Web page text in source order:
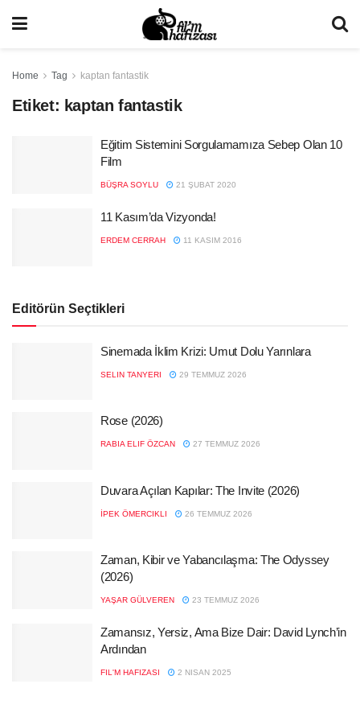
Home Tag kaptan fantastik
Etiket: kaptan fantastik
Eğitim Sistemini Sorgulamamıza Sebep Olan 10
Film
BÜŞRA SOYLU 21 ŞUBAT 2020
11 Kasım’da Vizyonda!
ERDEM CERRAH 11 KASIM 2016
Editörün Seçtikleri
Sinemada İklim Krizi: Umut Dolu Yarınlara
SELIN TANYERI 29 TEMMUZ 2026
Rose (2026)
RABIA ELIF ÖZCAN 27 TEMMUZ 2026
Duvara Açılan Kapılar: The Invite (2026)
İPEK ÖMERCIKLI 26 TEMMUZ 2026
Zaman, Kibir ve Yabancılaşma: The Odyssey
(2026)
YAŞAR GÜLVEREN 23 TEMMUZ 2026
Zamansız, Yersiz, Ama Bize Dair: David Lynch’in
Ardından
FIL'M HAFIZASI 2 NISAN 2025